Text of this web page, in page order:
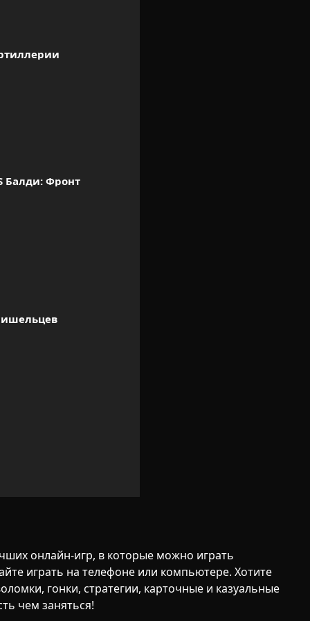
Балди: Фронт
онлайн-игр, в которые можно играть
играть на телефоне или компьютере. Хотите
гонки, стратегии, карточные и казуальные
чем заняться!